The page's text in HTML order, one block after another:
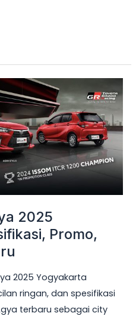
2025
Promo,
2025 Yogyakarta
ringan, dan spesifikasi
terbaru sebagai city